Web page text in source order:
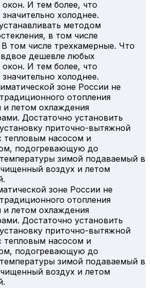
методом
в том числе
том числе трехкамерные. Что
вдвое дешевле любых
И тем более, что
холоднее.
зоне России не
отопления
и летом охлаждения
Достаточно установить
приточно-вытяжной
тепловым насосом и
подогревающую до
зимой подаваемый в
воздух и летом